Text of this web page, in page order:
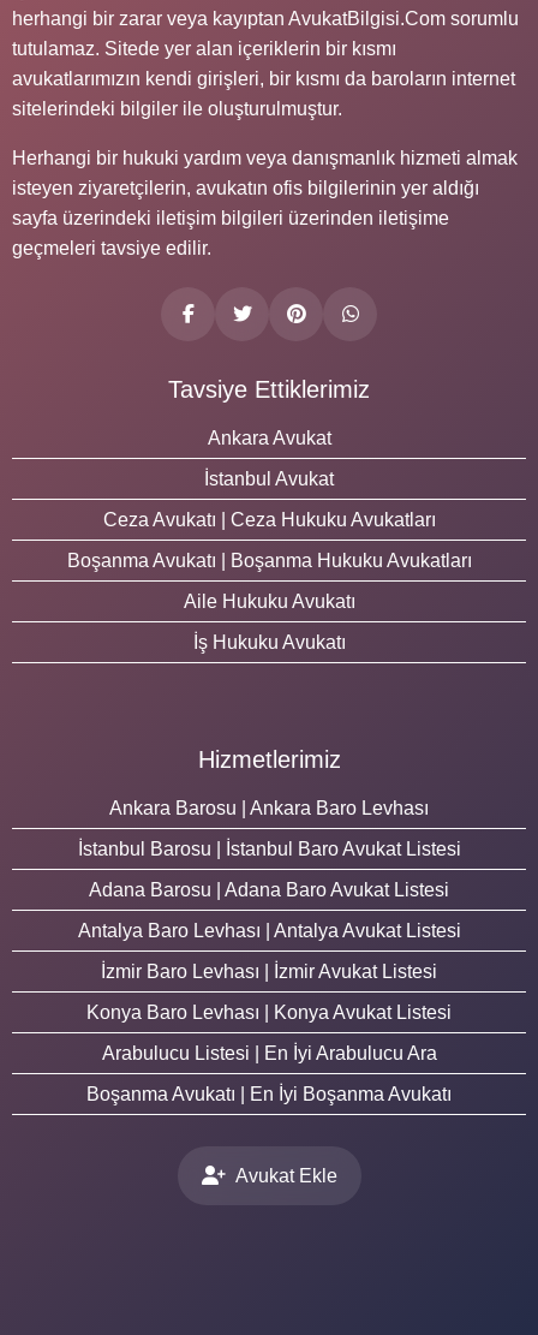
herhangi bir zarar veya kayıptan AvukatBilgisi.Com sorumlu
tutulamaz. Sitede yer alan içeriklerin bir kısmı
avukatlarımızın kendi girişleri, bir kısmı da baroların internet
sitelerindeki bilgiler ile oluşturulmuştur.
Herhangi bir hukuki yardım veya danışmanlık hizmeti almak
isteyen ziyaretçilerin, avukatın ofis bilgilerinin yer aldığı
sayfa üzerindeki iletişim bilgileri üzerinden iletişime
geçmeleri tavsiye edilir.
Tavsiye Ettiklerimiz
Ankara Avukat
İstanbul Avukat
Ceza Avukatı | Ceza Hukuku Avukatları
Boşanma Avukatı | Boşanma Hukuku Avukatları
Aile Hukuku Avukatı
İş Hukuku Avukatı
Hizmetlerimiz
Ankara Barosu | Ankara Baro Levhası
İstanbul Barosu | İstanbul Baro Avukat Listesi
Adana Barosu | Adana Baro Avukat Listesi
Antalya Baro Levhası | Antalya Avukat Listesi
İzmir Baro Levhası | İzmir Avukat Listesi
Konya Baro Levhası | Konya Avukat Listesi
Arabulucu Listesi | En İyi Arabulucu Ara
Boşanma Avukatı | En İyi Boşanma Avukatı
Avukat Ekle